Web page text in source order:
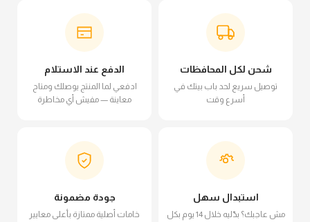
شحن لكل المحافظات
توصيل سريع لحد باب بيتك في
أسرع وقت
الدفع عند الاستلام
ادفعي لما المنتج يوصلك ومتاح
معاينة — مفيش أي مخاطرة
استبدال سهل
مش عاجبك؟ بدّليه خلال 14 يوم بكل
جودة مضمونة
خامات أصلية ممتازة بأعلى معايير